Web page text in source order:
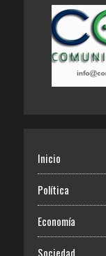
Inicio
Política
Economía
Sociedad